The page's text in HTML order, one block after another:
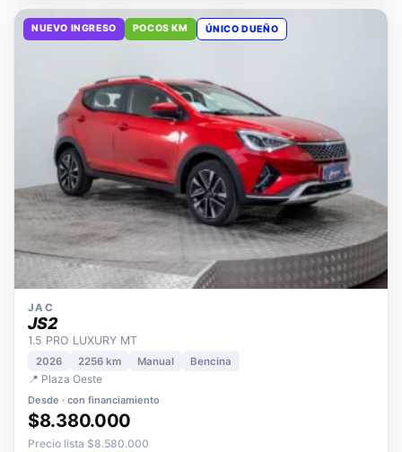
NUEVO INGRESO POCOS KM
JAC
JS2
1.5 PRO LUXURY MT
2026 2256 km
📍 Plaza Oeste
Desde · con financiamiento
$8.380.000